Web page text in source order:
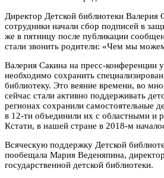
Директор Детской библиотеки Валерия
сотрудники начали сбор подписей в
же в пятницу после публикации
стали звонить родители: «Чем мы
Валерия Сакина на пресс-конференции
необходимо сохранить
библиотеку. Это веяние времени, во
сейчас стали активно поддерживать
регионах сохранили самостоятельные
в 12-ти объединили их с областными и
Кстати, в нашей стране в 2018-м
Всяческую поддержку Детской
пообещала Мария Веденяпина,
государственной детской библиотеки.